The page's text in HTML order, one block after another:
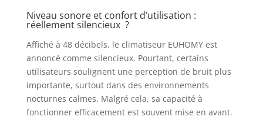
d'évacuation peut être commandé
à distance ou directement sur
l'appareil lui-même : température
(16-32 °C), minuterie 24 heures et
indicateur de niveau d'eau. Un
verrouillage de sécurité enfant
empêche toute modification
accidentelle des réglages, pour
une sécurité optimale
Niveau sonore et confort d’utilisation :
réellement silencieux ?
Affiché à 48 décibels, le climatiseur EUHOMY est
annoncé comme silencieux. Pourtant, certains
utilisateurs soulignent une perception de bruit plus
importante, surtout dans des environnements
nocturnes calmes. Malgré cela, sa capacité à
fonctionner efficacement est souvent mise en avant.